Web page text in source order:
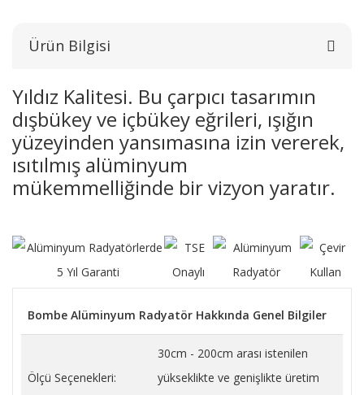
Ürün Bilgisi
Yıldız Kalitesi. Bu çarpıcı tasarımın
dışbükey ve içbükey eğrileri, ışığın
yüzeyinden yansımasına izin vererek,
ısıtılmış alüminyum
mükemmelliğinde bir vizyon yaratır.
Bombe Alüminyum Radyatör Hakkında Genel Bilgiler
Ölçü Seçenekleri:
30cm - 200cm arası istenilen
yükseklikte ve genişlikte üretim